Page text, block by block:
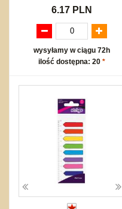
6.17 PLN
wysyłamy w ciągu 72h
ilość dostępna: 20 *